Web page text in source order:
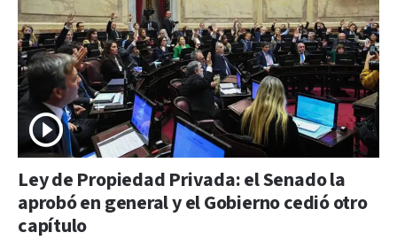
Ley de Propiedad Privada: el Senado la
aprobó en general y el Gobierno cedió otro
capítulo